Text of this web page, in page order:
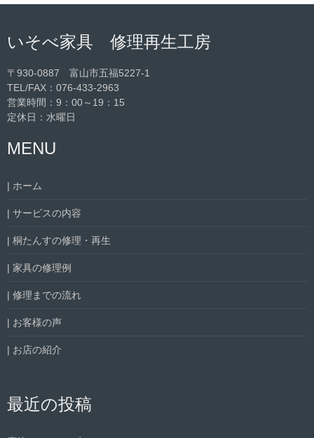
いそべ家具 修理再生工房
〒930-0887 富山市五福5227-1
TEL/FAX： 076-433-2963
営業時間：9：00～19：15
定休日：水曜日
MENU
| ホーム
| サービスの内容
| 桐たんすの修理・再生
| 家具の修理例
| 修理までの流れ
| お客様の声
| お店の紹介
最近の投稿